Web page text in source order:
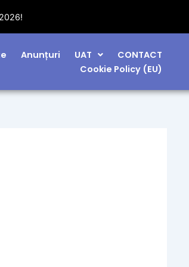
Anunțuri UAT
CONTACT
Cookie Policy (EU)